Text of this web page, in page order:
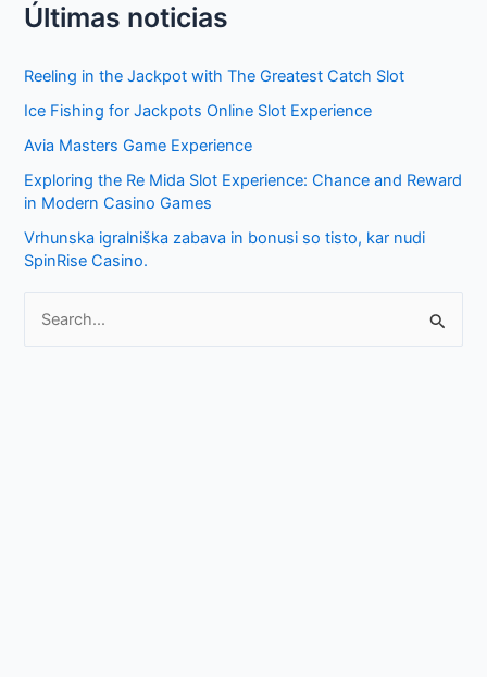
a
c
h
f
o
r
:
Últimas noticias
Reeling in the Jackpot with The Greatest Catch Slot
Ice Fishing for Jackpots Online Slot Experience
Avia Masters Game Experience
Exploring the Re Mida Slot Experience: Chance and Reward
in Modern Casino Games
Vrhunska igralniška zabava in bonusi so tisto, kar nudi
SpinRise Casino.